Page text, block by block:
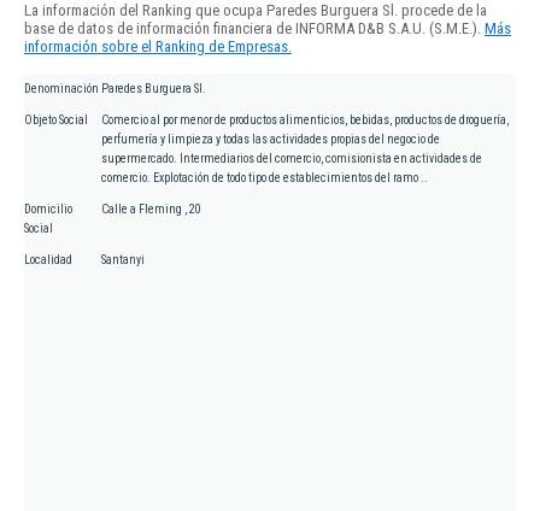
La información del Ranking que ocupa Paredes Burguera Sl. procede de la
base de datos de información financiera de INFORMA D&B S.A.U. (S.M.E.). Más
información sobre el Ranking de Empresas.
Denominación Paredes Burguera Sl.
Objeto Social
Comercio al por menor de productos alimenticios, bebidas, productos de droguería,
perfumería y limpieza y todas las actividades propias del negocio de
supermercado. Intermediarios del comercio, comisionista en actividades de
comercio. Explotación de todo tipo de establecimientos del ramo ..
Domicilio
Social
Calle a Fleming , 20
Localidad Santanyi